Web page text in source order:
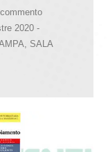
2020 -
SALA